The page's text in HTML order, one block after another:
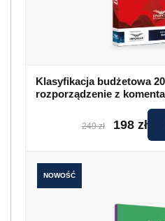
Klasyfikacja budżetowa
rozporządzenie z
249 zł 198 zł
NOWOŚĆ